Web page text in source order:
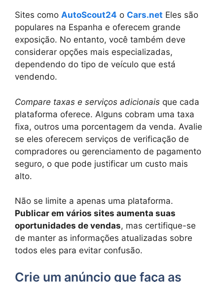
Sites como AutoScout24 o Cars.net Eles são
populares na Espanha e oferecem grande
exposição. No entanto, você também deve
considerar opções mais especializadas,
dependendo do tipo de veículo que está
vendendo.
Compare taxas e serviços adicionais que cada
plataforma oferece. Alguns cobram uma taxa
fixa, outros uma porcentagem da venda. Avalie
se eles oferecem serviços de verificação de
compradores ou gerenciamento de pagamento
seguro, o que pode justificar um custo mais
alto.
Não se limite a apenas uma plataforma.
Publicar em vários sites aumenta suas
oportunidades de vendas, mas certifique-se
de manter as informações atualizadas sobre
todos eles para evitar confusão.
Crie um anúncio que faça as